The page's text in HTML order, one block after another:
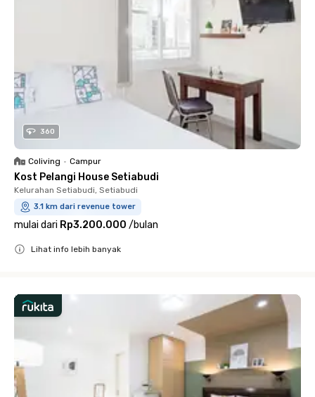
360
Coliving • Campur
Kost Pelangi House Setiabudi
Kelurahan Setiabudi, Setiabudi
3.1 km dari revenue tower
mulai dari Rp3.200.000 /bulan
Lihat info lebih banyak